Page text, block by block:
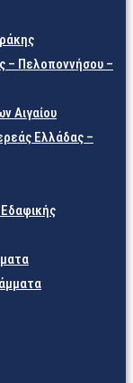
– Πελοποννήσου –
Αιγαίου
Ελλάδας –